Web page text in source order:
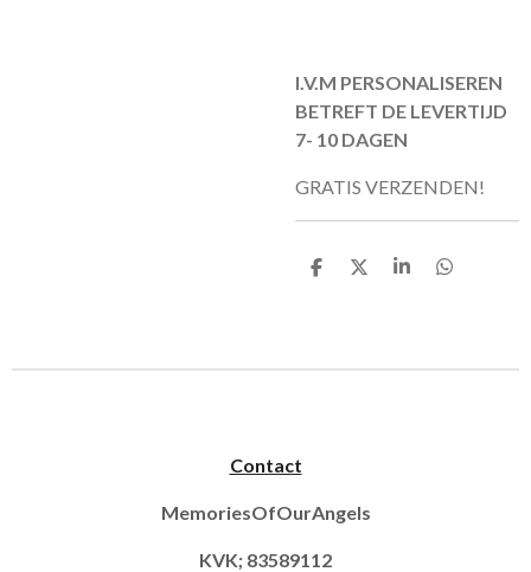
I.V.M PERSONALISEREN
BETREFT DE LEVERTIJD
7- 10 DAGEN
GRATIS VERZENDEN!
D
D
S
D
Contact
MemoriesOfOurAngels
KVK; 83589112